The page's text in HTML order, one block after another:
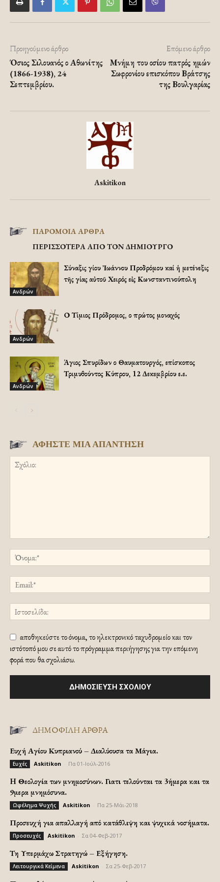
Προηγούμενο άρθρο
Όσιος Σιλουανός ο Αθωνίτης
(1866-1938), 24
Σεπτεμβρίου.
Επόμενο άρθρο
Μνήμη του οσίου πατρός ημών
Σωφρονίου επισκόπου Βράτσης
της Βουλγαρίας
Askitikon
ΠΑΡΟΜΟΙΑ ΑΡΘΡΑ
ΠΕΡΙΣΣΟΤΕΡΑ ΑΠΟ ΤΟΝ ΔΗΜΙΟΥΡΓΟ
Ανδρών
Σύναξις Ἁγίου Ἰωάννου Προδρόμου καί ἡ μετένεξις
τῆς Ἁγίας αὐτοῦ Χειρός εἰς Κωνσταντινούπολη
Ανδρών
Ο Τίμιος Πρόδρομος, ο πρώτος μοναχός
Ανδρών
Άγιος Σπυρίδων ο Θαυματουργός, επίσκοπος
Τριμυθούντος Κύπρου, 12 Δεκεμβρίου ε.ε.
ΑΦΗΣΤΕ ΜΙΑ ΑΠΑΝΤΗΣΗ
αποθηκεύστε το όνομα, το ηλεκτρονικό ταχυδρομείο και τον
ιστότοπό μου σε αυτό το πρόγραμμα περιήγησης για την επόμενη
φορά που θα σχολιάσω.
ΔΗΜΟΦΙΛΗ ΑΡΘΡΑ
Ευχή Αγίου Κυπριανού – Διαλύουσα τα Μάγια.
Ευχές Askitikon Πα 01-Ιούλ-2016
H Θεολογία των μνημοσύνων. Γιατι τελούνται τα 3ήμερα και τα
9μερα μνημόσυνα.
Ωφέλημα Ψυχής Askitikon Πα 25-Μάι-2018
Προσευχή για απαλλαγή από κατάθλιψη και ψυχικά νοσήματα.
Προσευχές Askitikon Σα 04-Φεβ-2017
Τη Υπερμάχω Στρατηγώ – Εξήγηση.
Λειτουργικά Κείμενα Askitikon Σα 25-Φεβ-2017